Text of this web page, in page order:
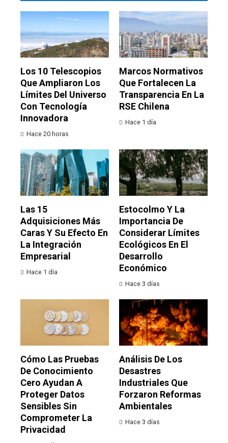
Los 10 Telescopios
Que Ampliaron Los
Límites Del Universo
Con Tecnología
Innovadora
Hace 20 horas
Marcos Normativos
Que Fortalecen La
Transparencia En La
RSE Chilena
Hace 1 día
Las 15
Adquisiciones Más
Caras Y Su Efecto En
La Integración
Empresarial
Hace 1 día
Estocolmo Y La
Importancia De
Considerar Límites
Ecológicos En El
Desarrollo
Económico
Hace 3 días
Cómo Las Pruebas
De Conocimiento
Cero Ayudan A
Proteger Datos
Sensibles Sin
Comprometer La
Privacidad
Análisis De Los
Desastres
Industriales Que
Forzaron Reformas
Ambientales
Hace 3 días